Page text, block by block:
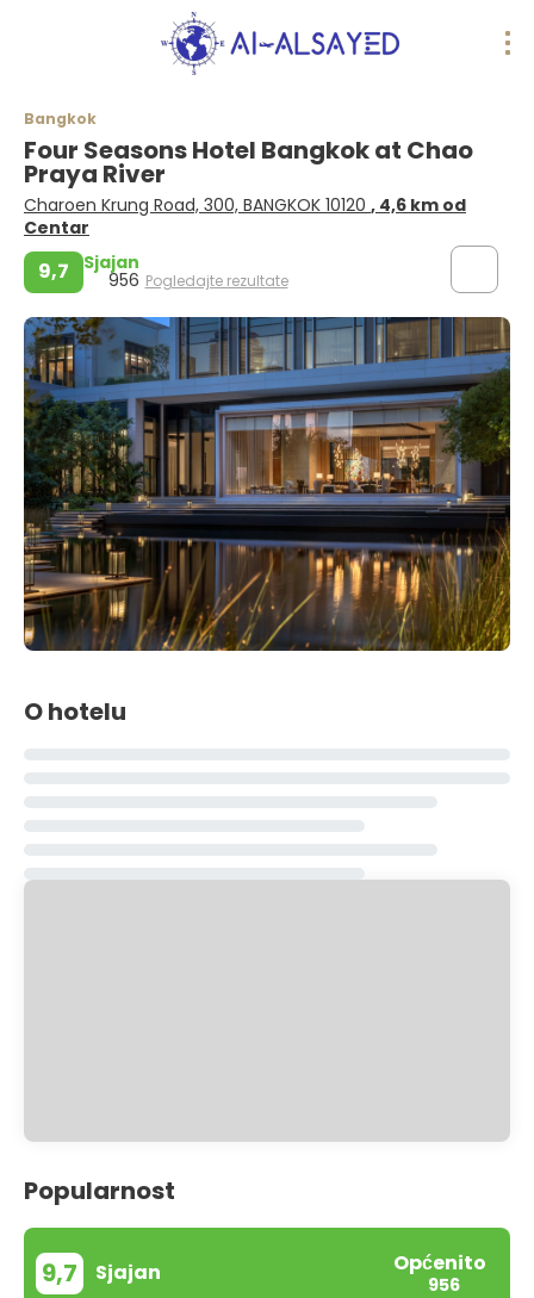
Bangkok
Four Seasons Hotel Bangkok at Chao
Praya River
Charoen Krung Road, 300, BANGKOK 10120 , 4,6 km od
Centar
9,7 Sjajan
956 Pogledajte rezultate
O hotelu
Popularnost
9,7 Sjajan Općenito
956